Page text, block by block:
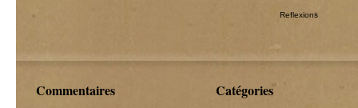
Reflexions
Commentaires Catégories